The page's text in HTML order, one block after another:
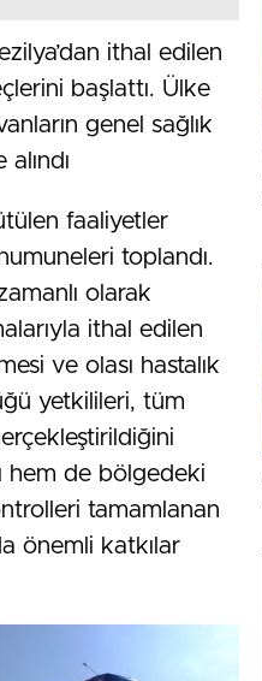
ithal edilen
başlattı. Ülke
genel sağlık
faaliyetler
toplandı.
olarak
ithal edilen
ve olası hastalık
yetkilileri, tüm
hem de bölgedeki
tamamlanan
önemli katkılar